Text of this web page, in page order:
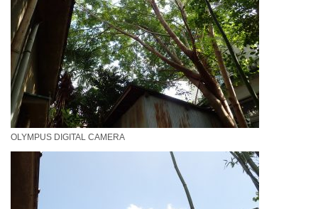
OLYMPUS DIGITAL CAMERA